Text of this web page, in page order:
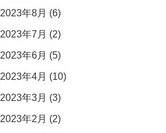
2023年8月 (6)
2023年7月 (2)
2023年6月 (5)
2023年4月 (10)
2023年3月 (3)
2023年2月 (2)